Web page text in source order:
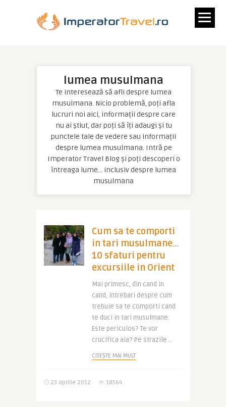
lumea musulmana
Te interesează să afli despre lumea
musulmana. Nicio problemă, poți afla
lucruri noi aici, informații despre care
nu ai știut, dar poți să îți adaugi și tu
punctele tale de vedere sau informații
despre lumea musulmana. Intră pe
Imperator Travel Blog și poți descoperi o
întreaga lume… inclusiv despre lumea
musulmana
Cum sa te comporti
in tari musulmane…
10 sfaturi pentru
excursiile in Orient
Mai primesc, din cand in
cand, intrebari despre cum
trebuie sa te comporti cand
te duci in tari musulmane.
Este periculos? Te vor
crucifica aia? Pe strazile ..
CITEȘTE MAI MULT
23 aprilie 2012 18564